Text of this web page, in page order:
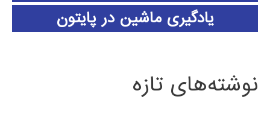
یادگیری ماشین در پایتون
نوشته‌های تازه